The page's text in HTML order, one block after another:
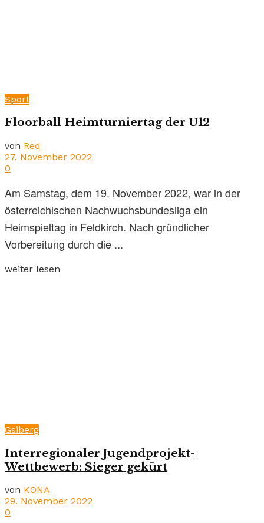
Sport
Floorball Heimturniertag der U12
von Red
27. November 2022
0
Am Samstag, dem 19. November 2022, war in der
österreichischen Nachwuchsbundesliga ein
Heimspieltag in Feldkirch. Nach gründlicher
Vorbereitung durch die ...
weiter lesen
Gsiberg
Interregionaler Jugendprojekt-
Wettbewerb: Sieger gekürt
von KONA
29. November 2022
0